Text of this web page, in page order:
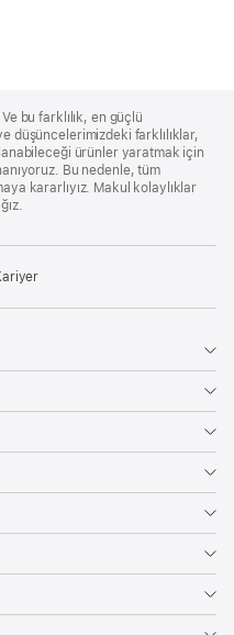
bu farklılık, en güçlü
düşüncelerimizdeki farklılıklar,
ürünler yaratmak için
Bu nedenle, tüm
kararlıyız. Makul kolaylıklar